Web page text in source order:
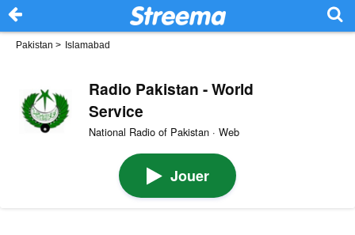
Pakistan > Islamabad
Radio Pakistan - World
Service
National Radio of Pakistan · Web
Jouer